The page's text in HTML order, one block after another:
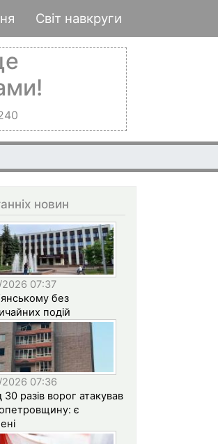
Світ навкруги
новин
07:37
без
подій
07:36
разів ворог атакував
є